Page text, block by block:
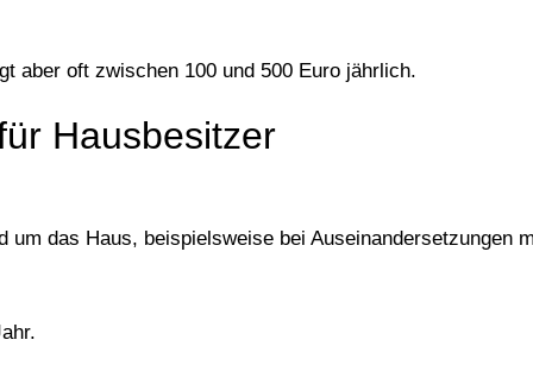
aber oft zwischen 100 und 500 Euro jährlich.
Hausbesitzer
das Haus, beispielsweise bei Auseinandersetzungen